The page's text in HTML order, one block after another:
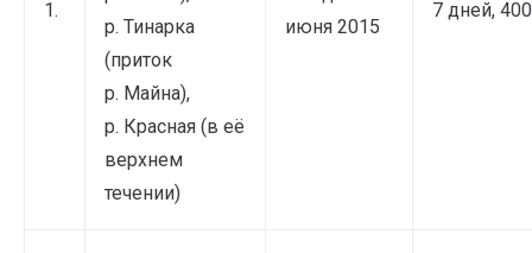
1.
р. Тинарка
(приток
р. Майна),
р. Красная (в её
верхнем
течении)
июня 2015
7 дней,